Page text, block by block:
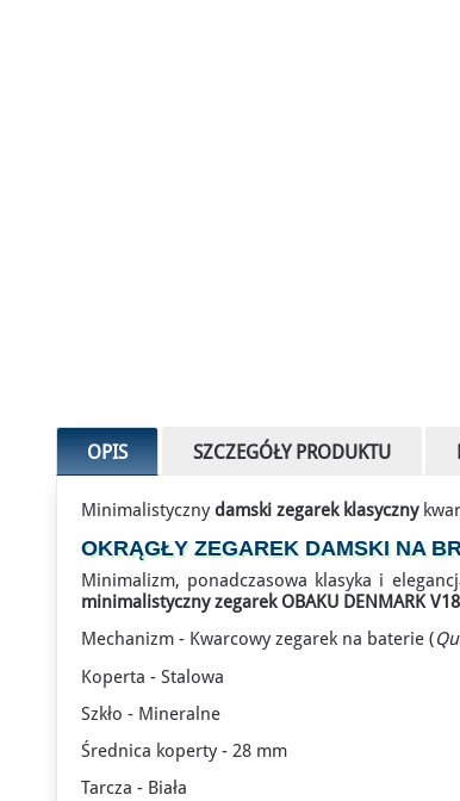
OPIS SZCZEGÓŁY PRODUKTU
Minimalistyczny damski zegarek klasyczny
OKRĄGŁY ZEGAREK DAMSKI NA
Minimalizm, ponadczasowa klasyka i
minimalistyczny zegarek OBAKU DENMARK
Mechanizm - Kwarcowy zegarek na baterie (
Koperta - Stalowa
Szkło - Mineralne
Średnica koperty - 28 mm
Tarcza - Biała